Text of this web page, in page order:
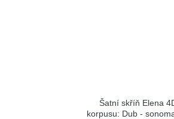
Šatní skříň Elena
korpusu: Dub -